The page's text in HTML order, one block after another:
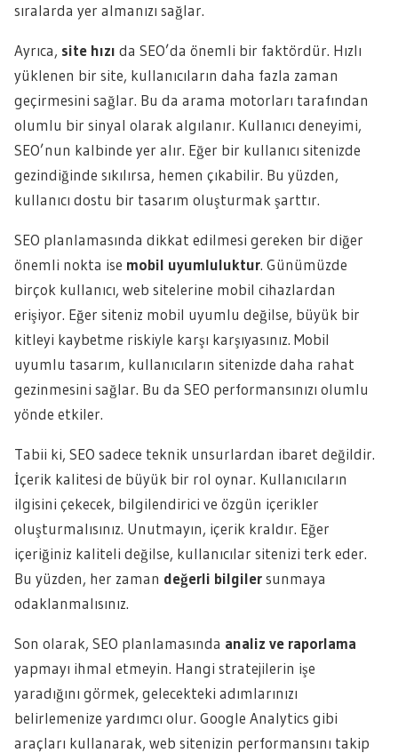
sıralarda yer almanızı sağlar.
Ayrıca, site hızı da SEO’da önemli bir faktördür. Hızlı
yüklenen bir site, kullanıcıların daha fazla zaman
geçirmesini sağlar. Bu da arama motorları tarafından
olumlu bir sinyal olarak algılanır. Kullanıcı deneyimi,
SEO’nun kalbinde yer alır. Eğer bir kullanıcı sitenizde
gezindiğinde sıkılırsa, hemen çıkabilir. Bu yüzden,
kullanıcı dostu bir tasarım oluşturmak şarttır.
SEO planlamasında dikkat edilmesi gereken bir diğer
önemli nokta ise mobil uyumluluktur. Günümüzde
birçok kullanıcı, web sitelerine mobil cihazlardan
erişiyor. Eğer siteniz mobil uyumlu değilse, büyük bir
kitleyi kaybetme riskiyle karşı karşıyasınız. Mobil
uyumlu tasarım, kullanıcıların sitenizde daha rahat
gezinmesini sağlar. Bu da SEO performansınızı olumlu
yönde etkiler.
Tabii ki, SEO sadece teknik unsurlardan ibaret değildir.
İçerik kalitesi de büyük bir rol oynar. Kullanıcıların
ilgisini çekecek, bilgilendirici ve özgün içerikler
oluşturmalısınız. Unutmayın, içerik kraldır. Eğer
içeriğiniz kaliteli değilse, kullanıcılar sitenizi terk eder.
Bu yüzden, her zaman değerli bilgilersunmaya
odaklanmalısınız.
Son olarak, SEO planlamasında analiz ve raporlama
yapmayı ihmal etmeyin. Hangi stratejilerin işe
yaradığını görmek, gelecekteki adımlarınızı
belirlemenize yardımcı olur. Google Analytics gibi
araçları kullanarak, web sitenizin performansını takip